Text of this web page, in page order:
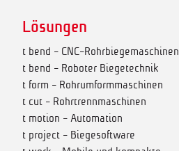
Lösungen
t bend - CNC-Rohrbiegemaschinen
t bend - Roboter Biegetechnik
t form - Rohrumformmaschinen
t cut - Rohrtrennmaschinen
t motion - Automation
t project - Biegesoftware